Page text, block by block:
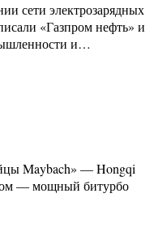
сети электрозарядных
«Газпром нефть» и
и…
Maybach» — Hongqi
— мощный битурбо